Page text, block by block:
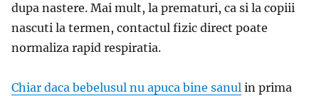
dupa nastere. Mai mult, la prematuri, ca si la copiii
nascuti la termen, contactul fizic direct poate
normaliza rapid respiratia.
Chiar daca bebelusul nu apuca bine sanul in prima